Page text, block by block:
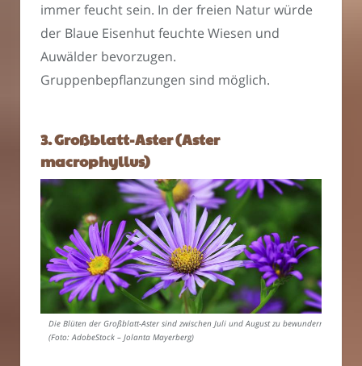
immer feucht sein. In der freien Natur würde
der Blaue Eisenhut feuchte Wiesen und
Auwälder bevorzugen.
Gruppenbepflanzungen sind möglich.
3. Großblatt-Aster (Aster
macrophyllus)
Die Blüten der Großblatt-Aster sind zwischen Juli und August zu bewundern.
(Foto: AdobeStock – Jolanta Mayerberg)